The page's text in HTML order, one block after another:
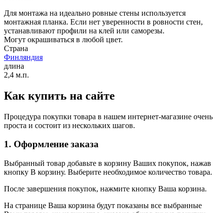
Для монтажа на идеально ровные стены используется
монтажная планка. Если нет уверенности в ровности стен,
устанавливают профили на клей или саморезы.
Могут окрашиваться в любой цвет.
Страна
Финляндия
длина
2,4 м.п.
Как купить на сайте
Процедура покупки товара в нашем интернет-магазине очень
проста и состоит из нескольких шагов.
1. Оформление заказа
Выбранный товар добавьте в корзину Ваших покупок, нажав
кнопку В корзину. Выберите необходимое количество товара.
После завершения покупок, нажмите кнопку Ваша корзина.
На странице Ваша корзина будут показаны все выбранные